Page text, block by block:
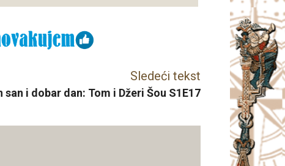
Sledeći tekst
san i dobar dan: Tom i Džeri Šou S1E17